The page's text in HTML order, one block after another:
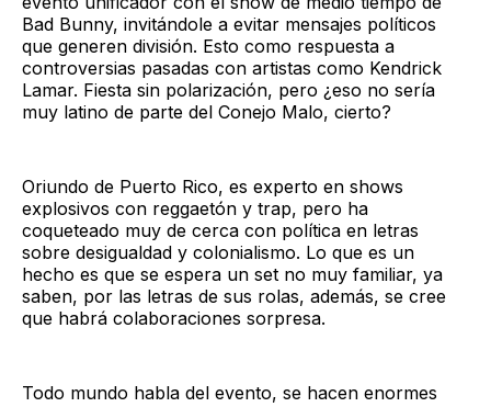
Bad Bunny, invitándole a evitar mensajes políticos
que generen división. Esto como respuesta a
controversias pasadas con artistas como Kendrick
Lamar. Fiesta sin polarización, pero ¿eso no sería
muy latino de parte del Conejo Malo, cierto?
Oriundo de Puerto Rico, es experto en shows
explosivos con reggaetón y trap, pero ha
coqueteado muy de cerca con política en letras
sobre desigualdad y colonialismo. Lo que es un
hecho es que se espera un set no muy familiar, ya
saben, por las letras de sus rolas, además, se cree
que habrá colaboraciones sorpresa.
Todo mundo habla del evento, se hacen enormes